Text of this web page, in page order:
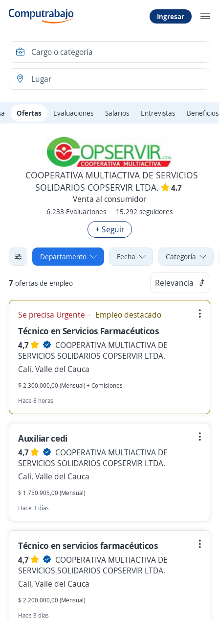
Ingresar
Ofertas Evaluaciones Salarios Entrevistas Beneficios
COOPERATIVA MULTIACTIVA DE SERVICIOS
SOLIDARIOS COPSERVIR LTDA.
4.7
Venta al consumidor
6.233 Evaluaciones 15.292 seguidores
+ Seguir
Departamento Fecha Categoría
7 ofertas de empleo Relevancia
Se precisa Urgente Empleo destacado
Técnico en Servicios Farmacéuticos
4,7
COOPERATIVA MULTIACTIVA DE
SERVICIOS SOLIDARIOS COPSERVIR LTDA.
Cali, Valle del Cauca
$ 2.300.000,00 (Mensual) + Comisiones
Hace 8 horas
Auxiliar cedi
4,7
COOPERATIVA MULTIACTIVA DE
SERVICIOS SOLIDARIOS COPSERVIR LTDA.
Cali, Valle del Cauca
$ 1.750.905,00 (Mensual)
Hace 3 días
Técnico en servicios farmacéuticos
4,7
COOPERATIVA MULTIACTIVA DE
SERVICIOS SOLIDARIOS COPSERVIR LTDA.
Cali, Valle del Cauca
$ 2.200.000,00 (Mensual)
Hace 3 días